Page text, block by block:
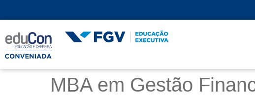
MBA em Gestão